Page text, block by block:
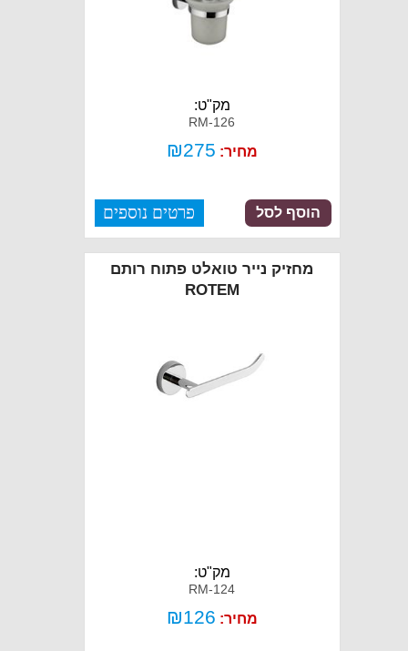
מק"ט:
RM-126
מחיר: ₪275
פרטים נוספים הוסף לסל
מחזיק נייר טואלט פתוח רותם
ROTEM
מק"ט:
RM-124
מחיר: ₪126